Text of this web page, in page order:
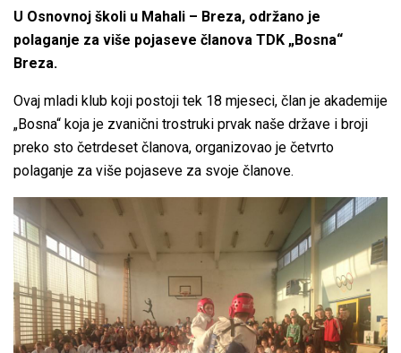
U Osnovnoj školi u Mahali – Breza, održano je
polaganje za više pojaseve članova TDK „Bosna“
Breza.
Ovaj mladi klub koji postoji tek 18 mjeseci, član je akademije
„Bosna“ koja je zvanični trostruki prvak naše države i broji
preko sto četrdeset članova, organizovao je četvrto
polaganje za više pojaseve za svoje članove.